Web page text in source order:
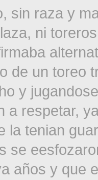
sin raza y
ni
de un toreo
y
a respetar,
la tenian
se
años y que